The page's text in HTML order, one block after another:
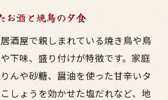
お酒と焼鳥の夕食
酒屋で親しまれている焼き鳥や鳥
下味、盛り付けが特徴です。家庭
んや砂糖、醤油を使った甘辛いタ
しょうを効かせた塩だれなど、地